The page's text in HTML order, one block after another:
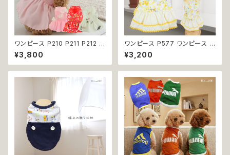
ワンピース P210 P211 P212 犬
イエロー ピンク ホワイト レッド
レモン 蝶 フラワー 猫 ペット 服
犬服 犬の服 犬洋服 犬の洋服
洋服 dog ドッグウェア ドッグウ
エア 女の子 小型犬 おしゃれ か
わいい 可愛い 透け感 コットン
返品交換不可
¥3,800
ワンピース P577 ワンピース ド
レス ハンドメイド 花 スカート ト
ップス ティアードスカート 春 夏
パピー 小型犬 犬 猫 ペット 服
ウェア おしゃれ かわいい お出
かけ 返品交換不可
¥3,200